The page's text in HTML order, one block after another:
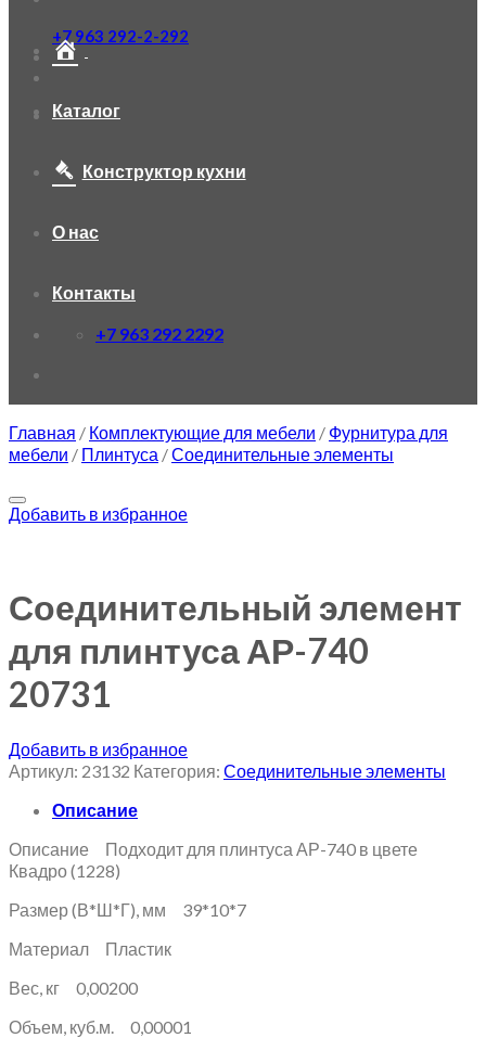
+7 963 292-2-292
Каталог
Конструктор кухни
О нас
Контакты
+7 963 292 2292
Главная / Комплектующие для мебели / Фурнитура для
мебели / Плинтуса /Соединительные элементы
Добавить в избранное
Соединительный элемент
для плинтуса АР-740
20731
Добавить в избранное
Артикул: 23132 Категория: Соединительные элементы
Описание
Описание Подходит для плинтуса АР-740 в цвете
Квадро (1228)
Размер (В*Ш*Г), мм 39*10*7
Материал Пластик
Вес, кг 0,00200
Объем, куб.м. 0,00001